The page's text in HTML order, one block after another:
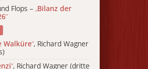
Flops – „Bilanz der
“
Walküre“, Richard Wagner
“, Richard Wagner (dritte